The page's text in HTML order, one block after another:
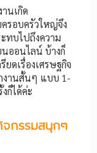
นเกิด
รอบครัวใหญ่จึง
ทบไปถึงความ
ออนไลน์ บ้างก็
ยดเรื่องเศรษฐกิจ
งานสั้นๆ แบบ 1-
ก็ได้ค่ะ
กรรมสนุกๆ